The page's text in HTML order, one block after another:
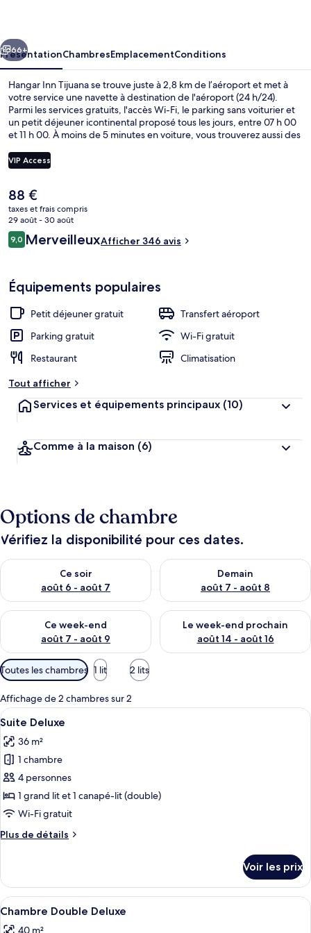
Suivant
66+
PrésentationChambresEmplacementConditions
Hangar Inn Tijuana se trouve juste à 2,8 km de l’aéroport et met à
votre service une navette à destination de l'aéroport (24 h/24).
Parmi les services gratuits, l'accès Wi-Fi, le parking sans voiturier et
un petit déjeuner icontinental proposé tous les jours, entre 07 h 00
et 11 h 00. À moins de 5 minutes en voiture, vous trouverez aussi des
Tijuana.
VIP Access
Le
prix
actuel
est
de
88 €
taxes et frais compris
29 août - 30 août
Avis
voyageurs
9,09,0 sur 10
MerveilleuxAfficher 346 avis
Équipements populaires
Petit déjeuner gratuit
Transfert aéroport
Parking gratuit
Wi-Fi gratuit
Restaurant
Climatisation
Tout afficher
Services et équipements principaux (10)
Comme à la maison (6)
Options de chambre
Vérifiez la disponibilité pour ces dates.
Ce soir
août 6 - août 7
Vérifier la disponibilité pour ce soir août 6 - août 7
Demain
août 7 - août 8
Vérifier la disponibilité pour
Ce week-end
août 7 - août 9
Vérifier la disponibilité pour ce week-end août 7 - août 9
Le week-end prochain
août 14 - août 16
Vérifier la disponibilité pour
Filtres
disponibles
pour
les
chambres
Toutes les chambres 1 lit 2 lits
Affichage de 2 chambres sur 2
Afficher
toutes
les
photos
pour
ce
type
chambre :
Un lit bien fait, avec du linge de lit
6
Suite Deluxe
36 m²
1 chambre
4 personnes
1 grand lit et 1 canapé-lit (double)
Wi-Fi gratuit
Plus de détails
Plus
le
type
de
Voir les prix
Afficher
toutes
Une chambre d’hôtel moderne
6
Chambre Double Deluxe
40 m²